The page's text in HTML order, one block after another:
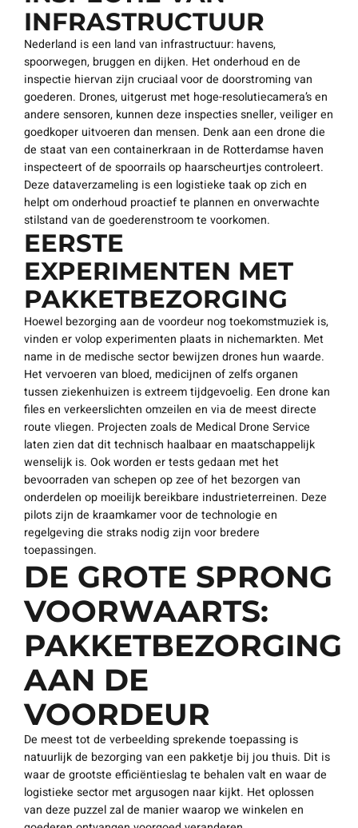
INFRASTRUCTUUR
Nederland is een land van infrastructuur: havens,
spoorwegen, bruggen en dijken. Het onderhoud en de
inspectie hiervan zijn cruciaal voor de doorstroming van
goederen. Drones, uitgerust met hoge-resolutiecamera’s en
andere sensoren, kunnen deze inspecties sneller, veiliger en
goedkoper uitvoeren dan mensen. Denk aan een drone die
de staat van een containerkraan in de Rotterdamse haven
inspecteert of de spoorrails op haarscheurtjes controleert.
Deze dataverzameling is een logistieke taak op zich en
helpt om onderhoud proactief te plannen en onverwachte
stilstand van de goederenstroom te voorkomen.
EERSTE
EXPERIMENTEN MET
PAKKETBEZORGING
Hoewel bezorging aan de voordeur nog toekomstmuziek is,
vinden er volop experimenten plaats in nichemarkten. Met
name in de medische sector bewijzen drones hun waarde.
Het vervoeren van bloed, medicijnen of zelfs organen
tussen ziekenhuizen is extreem tijdgevoelig. Een drone kan
files en verkeerslichten omzeilen en via de meest directe
route vliegen. Projecten zoals de Medical Drone Service
laten zien dat dit technisch haalbaar en maatschappelijk
wenselijk is. Ook worden er tests gedaan met het
bevoorraden van schepen op zee of het bezorgen van
onderdelen op moeilijk bereikbare industrieterreinen. Deze
pilots zijn de kraamkamer voor de technologie en
regelgeving die straks nodig zijn voor bredere
toepassingen.
DE GROTE SPRONG
VOORWAARTS:
PAKKETBEZORGING
AAN DE
VOORDEUR
De meest tot de verbeelding sprekende toepassing is
natuurlijk de bezorging van een pakketje bij jou thuis. Dit is
waar de grootste efficiëntieslag te behalen valt en waar de
logistieke sector met argusogen naar kijkt. Het oplossen
van deze puzzel zal de manier waarop we winkelen en